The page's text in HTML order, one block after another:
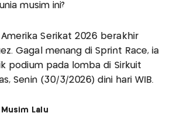
musim ini?
Serikat 2026 berakhir
Gagal menang di Sprint Race, ia
podium pada lomba di Sirkuit
Senin (30/3/2026) dini hari WIB.
Lalu